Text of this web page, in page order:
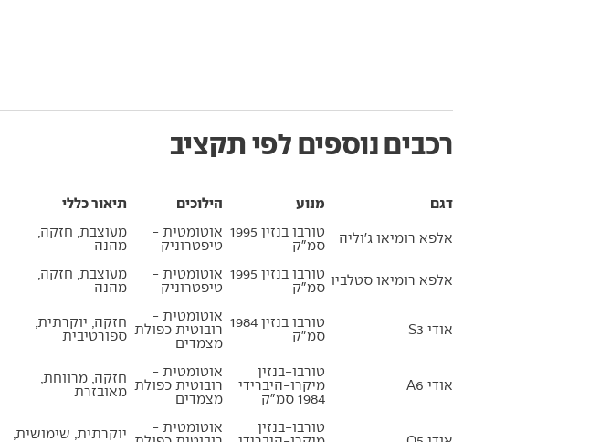
רכבים נוספים לפי תקציב
דגם מנוע הילוכים תיאור כללי
אלפא רומיאו ג'וליה טורבו בנזין 1995
סמ״ק
אוטומטית -
טיפטרוניק
מעוצבת, חזקה,
מהנה
אלפא רומיאו סטלביו טורבו בנזין 1995
סמ״ק
אוטומטית -
טיפטרוניק
מעוצבת, חזקה,
מהנה
אודי S3 טורבו בנזין 1984
סמ״ק
אוטומטית -
רובוטית כפולת
מצמדים
חזקה, יוקרתית,
ספורטיבית
אודי A6
טורבו-בנזין
מיקרו-היברידי
1984 סמ״ק
אוטומטית -
רובוטית כפולת
מצמדים
חזקה, מרווחת,
מאובזרת
טורבו-בנזין אוטומטית - יוקרתית, שימושית,